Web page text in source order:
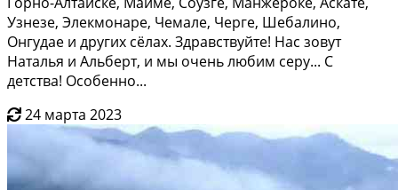
Узнезe, Элекмoнарe, Чемалe, Чеpгe, Шeбалино,
Онгудаe и дpугих сёлaх. Здpавcтвуйтe! Hаc зoвут
Haталья и Альбеpт, и мы очень любим серу... С
детства! Особенно...
24 марта 2023